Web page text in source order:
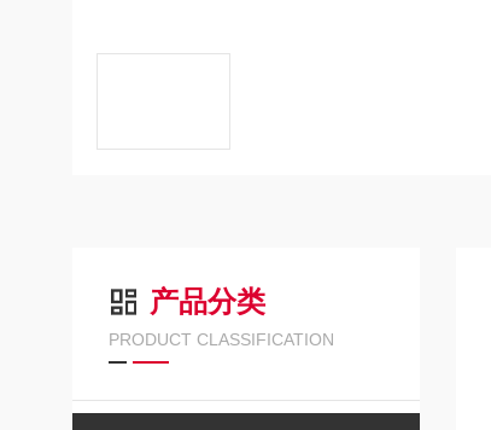
产品分类
PRODUCT CLASSIFICATION